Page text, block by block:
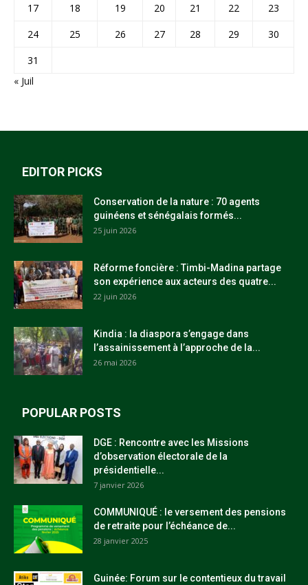
17
18 19 20 21 22
23
24
25 26 27 28 29
30
31
« Juil
EDITOR PICKS
Conservation de la nature : 70 agents
guinéens et sénégalais formés...
25 juin 2026
Réforme foncière : Timbi-Madina partage
son expérience aux acteurs des quatre...
22 juin 2026
Kindia : la diaspora s’engage dans
l’assainissement à l’approche de la...
26 mai 2026
POPULAR POSTS
DGE : Rencontre avec les Missions
d’observation électorale de la
présidentielle...
7 janvier 2026
COMMUNIQUÉ : le versement des pensions
de retraite pour l’échéance de...
28 janvier 2025
Guinée: Forum sur le contentieux du travail